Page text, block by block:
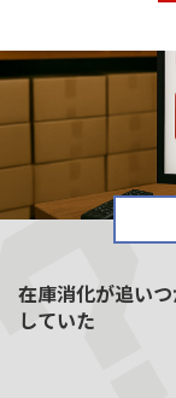
在庫消化が追い
していた